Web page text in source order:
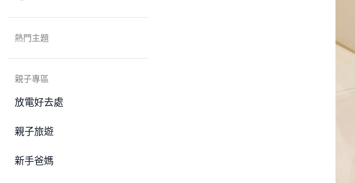
熱門主題
親子專區
放電好去處
親子旅遊
新手爸媽